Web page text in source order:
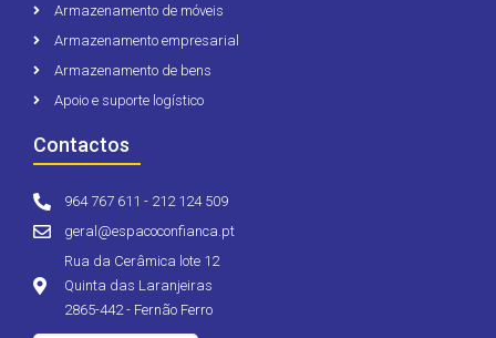
Armazenamento de móveis
Armazenamento empresarial
Armazenamento de bens
Apoio e suporte logístico
Contactos
964 767 611 - 212 124 509
geral@espacoconfianca.pt
Rua da Cerâmica lote 12
Quinta das Laranjeiras
2865-442 - Fernão Ferro